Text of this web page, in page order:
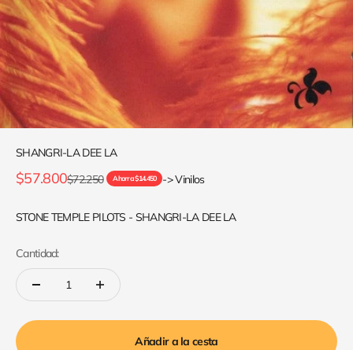
SHANGRI-LA DEE LA
Precio de oferta
$57.800Precio normal
$72.250 Ahorra $14.450 -> Vinilos
STONE TEMPLE PILOTS - SHANGRI-LA DEE LA
Cantidad:
Añadir a la cesta